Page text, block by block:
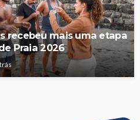
recebeu mais uma etapa
Praia 2026